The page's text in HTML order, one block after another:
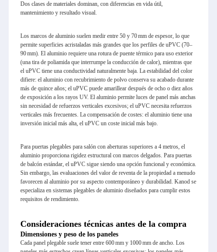
Dos clases de materiales dominan, con diferencias en vida útil,
mantenimiento y resultado visual.
Los marcos de aluminio suelen medir entre 50 y 70 mm de espesor, lo que
permite superficies acristaladas más grandes que los perfiles de uPVC (70–
90 mm). El aluminio requiere una rotura de puente térmico para uso exterior
(una tira de poliamida que interrumpe la conducción de calor), mientras que
el uPVC tiene una conductividad naturalmente baja. La estabilidad del color
difiere: el aluminio con recubrimiento de polvo conserva su acabado durante
más de quince años; el uPVC puede amarillear después de ocho o diez años
de exposición a los rayos UV. El aluminio permite luces de panel más anchas
sin necesidad de refuerzos verticales excesivos; el uPVC necesita refuerzos
verticales más frecuentes. La compensación de costes: el aluminio tiene una
inversión inicial más alta, el uPVC un coste inicial más bajo.
Para puertas plegables para salón con aberturas superiores a 4 metros, el
aluminio proporciona rigidez estructural con marcos delgados. Para puertas
de balcón estándar, el uPVC sigue siendo una opción funcional y económica.
Sin embargo, las evaluaciones del valor de reventa de la propiedad a menudo
favorecen al aluminio por su aspecto contemporáneo y durabilidad. Kanod se
especializa en sistemas plegables de aluminio diseñados para cumplir estos
requisitos de rendimiento.
Consideraciones técnicas antes de la compra
Dimensiones y peso de los paneles
Cada panel plegable suele tener entre 600 mm y 1000 mm de ancho. Los